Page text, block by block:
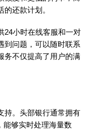
还款计划。
24小时在线客服和一对
到问题，可以随时联系
务不仅提高了用户的满
持。头部银行通常拥有
能够实时处理海量数